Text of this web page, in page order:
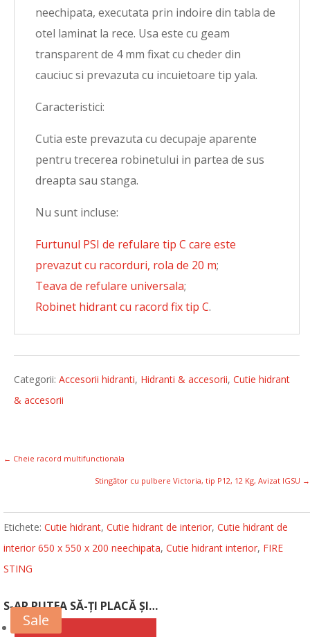
neechipata
neechipata, executata prin indoire din tabla de
otel laminat la rece. Usa este cu geam
transparent de 4 mm fixat cu cheder din
cauciuc si prevazuta cu incuietoare tip yala.
Caracteristici:
Cutia este prevazuta cu decupaje aparente
pentru trecerea robinetului in partea de sus
dreapta sau stanga.
Nu sunt incluse:
Furtunul PSI de refulare tip C care este
prevazut cu racorduri, rola de 20 m;
Teava de refulare universala;
Robinet hidrant cu racord fix tip C.
Categorii: Accesorii hidranti, Hidranti & accesorii, Cutie hidrant
& accesorii
← Cheie racord multifunctionala
Stingător cu pulbere Victoria, tip P12, 12 Kg, Avizat IGSU →
Etichete: Cutie hidrant, Cutie hidrant de interior, Cutie hidrant de
interior 650 x 550 x 200 neechipata, Cutie hidrant interior, FIRE
STING
S-AR PUTEA SĂ-ȚI PLACĂ ȘI…
9%
Sale